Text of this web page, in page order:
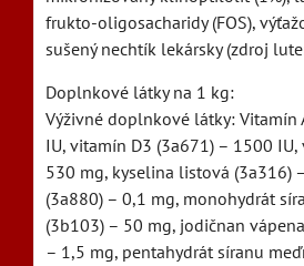
frukto-oligosacharidy (FOS),
sušený nechtík lekársky (zdroj
Doplnkové látky na 1 kg:
Výživné doplnkové látky: Vitamín
IU, vitamín D3 (3a671) – 1500
530 mg, kyselina listová (3a316)
(3a880) – 0,1 mg, monohydrát
(3b103) – 50 mg, jodičnan
– 1,5 mg, pentahydrát síranu